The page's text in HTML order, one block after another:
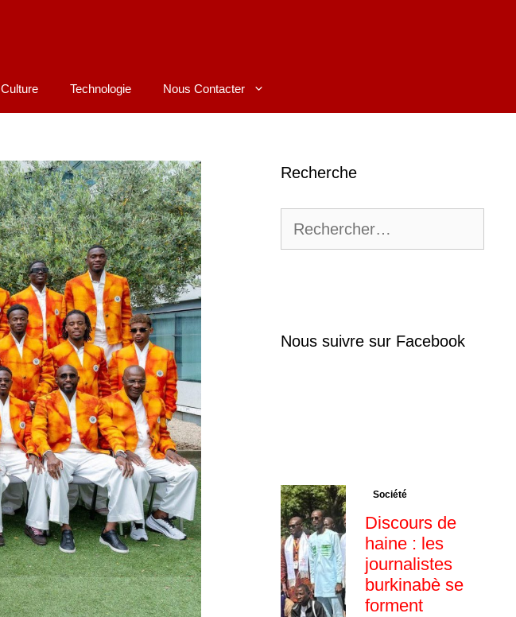
Culture Technologie Nous Contacter
Recherche
Nous suivre sur Facebook
Société
Discours de
haine : les
journalistes
burkinabè se
forment